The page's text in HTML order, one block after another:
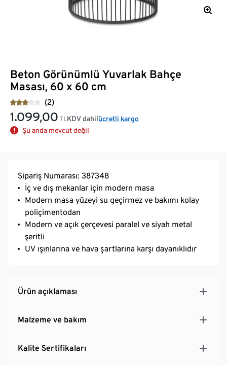
Beton Görünümlü Yuvarlak Bahçe
Masası, 60 x 60 cm
(2)
1.099,00 TL KDV dahilücretli kargo
Şu anda mevcut değil
Sipariş Numarası: 387348
İç ve dış mekanlar için modern masa
Modern masa yüzeyi su geçirmez ve bakımı kolay
poliçimentodan
Modern ve açık çerçevesi paralel ve siyah metal
şeritli
UV ışınlarına ve hava şartlarına karşı dayanıklıdır
Ürün açıklaması
Malzeme ve bakım
Kalite Sertifikaları